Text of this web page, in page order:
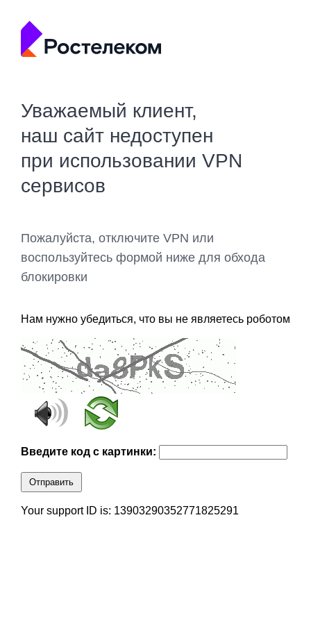
Уважаемый клиент,
наш сайт недоступен
при использовании VPN
сервисов
Пожалуйста, отключите VPN или
воспользуйтесь формой ниже для обхода
блокировки
Нам нужно убедиться, что вы не являетесь роботом
Введите код с картинки:
Отправить
Your support ID is: 13903290352771825291